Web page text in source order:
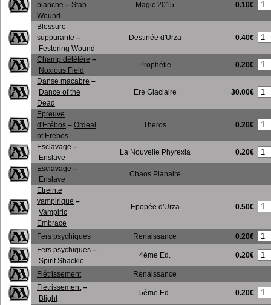
blanche – Stab
Wound
Magic 2015 0.10€
Blessure
suppurante –
Festering Wound
Destinée d'Urza 0.40€
Champ délétère –
Noxious Field
Prophétie 0.20€
Danse macabre –
Dance of the
Dead
Ere Glaciaire 30.00€
Epreuve
d'Erébos – Ordeal
of Erebos
Theros 0.20€
Esclavage –
Enslave
La Nouvelle Phyrexia 0.20€
Esclavage –
Enslave
Chaos Planaire
Etreinte
vampirique –
Vampiric
Embrace
Epopée d'Urza 0.50€
Fers psychiques Renaissance
0.20€
Fers psychiques –
Spirit Shackle
4ème Ed. 0.20€
Flétrissement
Renaissance
Flétrissement –
Blight
5ème Ed. 0.20€